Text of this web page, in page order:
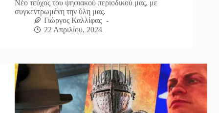
Νέο τεύχος του ψηφιακού περιοδικού μας, με
συγκεντρωμένη την ύλη μας.
Γιώργος Καλλίφας
22 Απριλίου, 2024